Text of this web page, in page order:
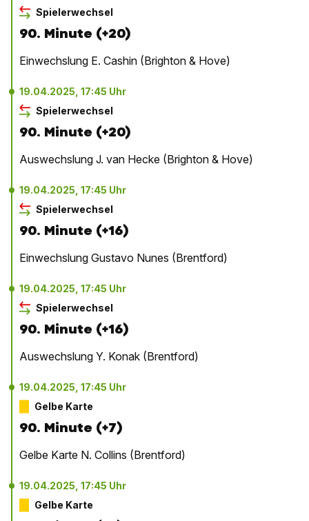
Spielerwechsel
90. Minute (+20)
Einwechslung E. Cashin (Brighton & Hove)
19.04.2025, 17:45 Uhr
Spielerwechsel
90. Minute (+20)
Auswechslung J. van Hecke (Brighton & Hove)
19.04.2025, 17:45 Uhr
Spielerwechsel
90. Minute (+16)
Einwechslung Gustavo Nunes (Brentford)
19.04.2025, 17:45 Uhr
Spielerwechsel
90. Minute (+16)
Auswechslung Y. Konak (Brentford)
19.04.2025, 17:45 Uhr
Gelbe Karte
90. Minute (+7)
Gelbe Karte N. Collins (Brentford)
19.04.2025, 17:45 Uhr
Gelbe Karte